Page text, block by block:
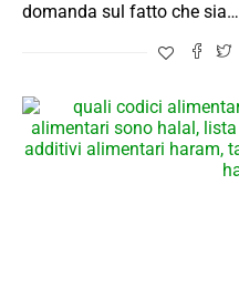
domanda sul fatto che sia…